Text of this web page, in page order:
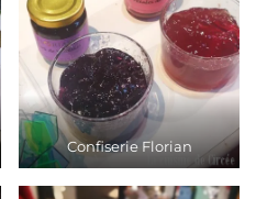
Confiserie Florian